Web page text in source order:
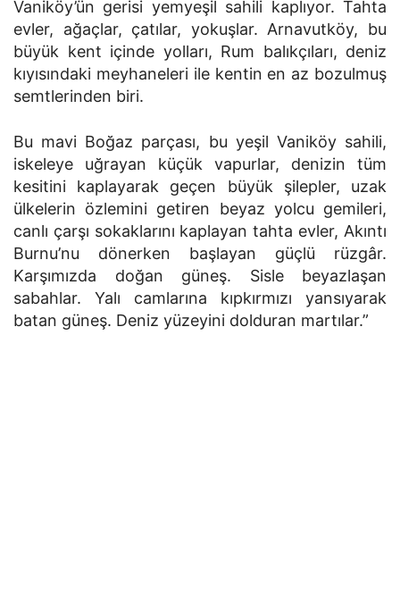
Vaniköy’ün gerisi yemyeşil sahili kaplıyor. Tahta
evler, ağaçlar, çatılar, yokuşlar. Arnavutköy, bu
büyük kent içinde yolları, Rum balıkçıları, deniz
kıyısındaki meyhaneleri ile kentin en az bozulmuş
semtlerinden biri.
Bu mavi Boğaz parçası, bu yeşil Vaniköy sahili,
iskeleye uğrayan küçük vapurlar, denizin tüm
kesitini kaplayarak geçen büyük şilepler, uzak
ülkelerin özlemini getiren beyaz yolcu gemileri,
canlı çarşı sokaklarını kaplayan tahta evler, Akıntı
Burnu’nu dönerken başlayan güçlü rüzgâr.
Karşımızda doğan güneş. Sisle beyazlaşan
sabahlar. Yalı camlarına kıpkırmızı yansıyarak
batan güneş. Deniz yüzeyini dolduran martılar.”